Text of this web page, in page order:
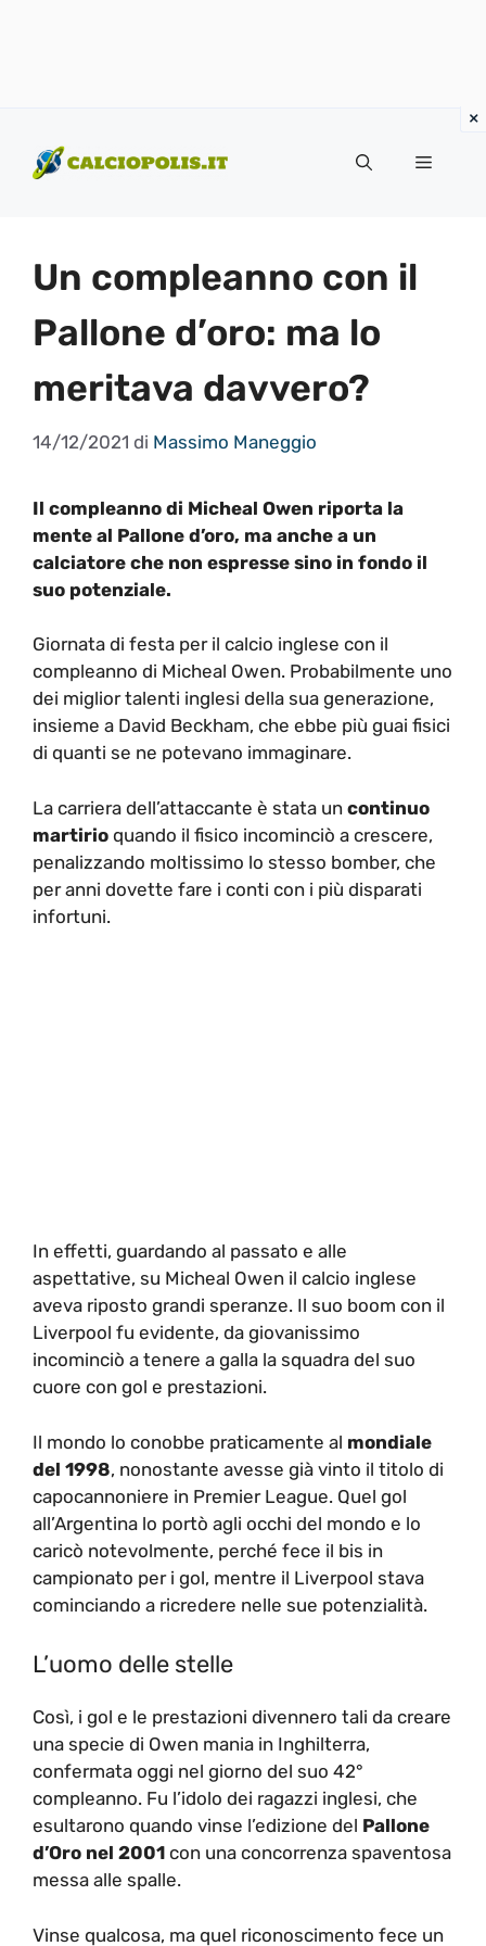
contenuto
Menu
Un compleanno con il
Pallone d’oro: ma lo
meritava davvero?
14/12/2021 di Massimo Maneggio
Il compleanno di Micheal Owen riporta la
mente al Pallone d’oro, ma anche a un
calciatore che non espresse sino in fondo il
suo potenziale.
Giornata di festa per il calcio inglese con il
compleanno di Micheal Owen. Probabilmente uno
dei miglior talenti inglesi della sua generazione,
insieme a David Beckham, che ebbe più guai fisici
di quanti se ne potevano immaginare.
La carriera dell’attaccante è stata un continuo
martirio quando il fisico incominciò a crescere,
penalizzando moltissimo lo stesso bomber, che
per anni dovette fare i conti con i più disparati
infortuni.
In effetti, guardando al passato e alle
aspettative, su Micheal Owen il calcio inglese
aveva riposto grandi speranze. Il suo boom con il
Liverpool fu evidente, da giovanissimo
incominciò a tenere a galla la squadra del suo
cuore con gol e prestazioni.
Il mondo lo conobbe praticamente al mondiale
del 1998, nonostante avesse già vinto il titolo di
capocannoniere in Premier League. Quel gol
all’Argentina lo portò agli occhi del mondo e lo
caricò notevolmente, perché fece il bis in
campionato per i gol, mentre il Liverpool stava
cominciando a ricredere nelle sue potenzialità.
L’uomo delle stelle
Così, i gol e le prestazioni divennero tali da creare
una specie di Owen mania in Inghilterra,
confermata oggi nel giorno del suo 42°
compleanno. Fu l’idolo dei ragazzi inglesi, che
esultarono quando vinse l’edizione del Pallone
d’Oro nel 2001 con una concorrenza spaventosa
messa alle spalle.
Vinse qualcosa, ma quel riconoscimento fece un